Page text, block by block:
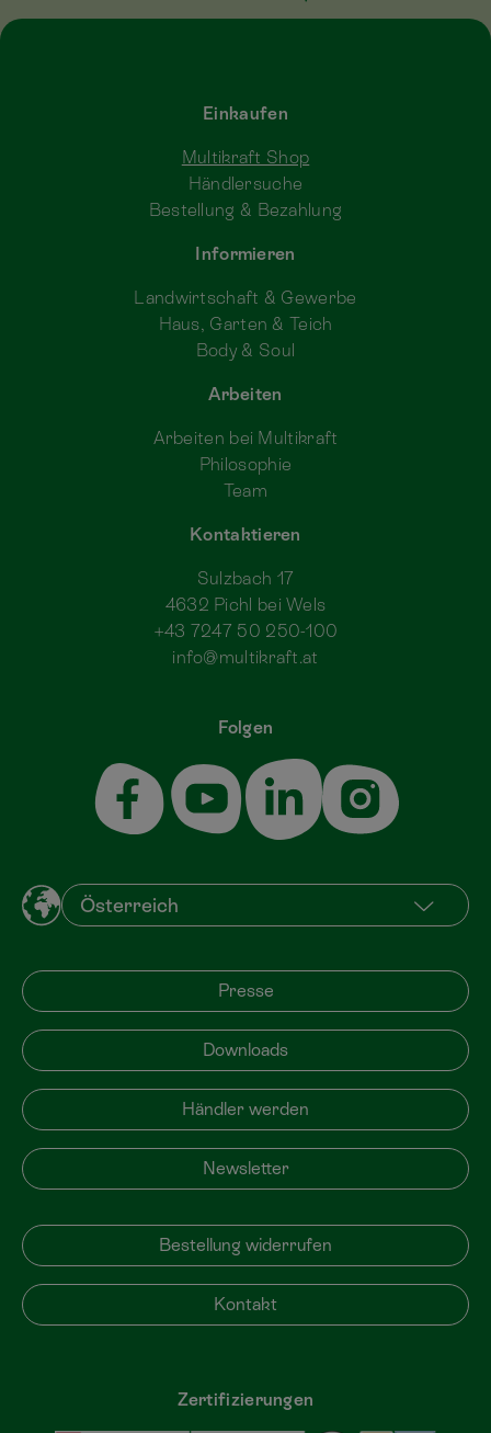
Folgen
Einkaufen
Multikraft Shop
Händlersuche
Bestellung & Bezahlung
Informieren
Landwirtschaft & Gewerbe
Haus, Garten & Teich
Body & Soul
Arbeiten
Arbeiten bei Multikraft
Philosophie
Team
Kontaktieren
Sulzbach 17
4632 Pichl bei Wels
+43 7247 50 250-100
info@multikraft.at
Presse
Downloads
Händler werden
Newsletter
Bestellung widerrufen
Kontakt
Zertifizierungen